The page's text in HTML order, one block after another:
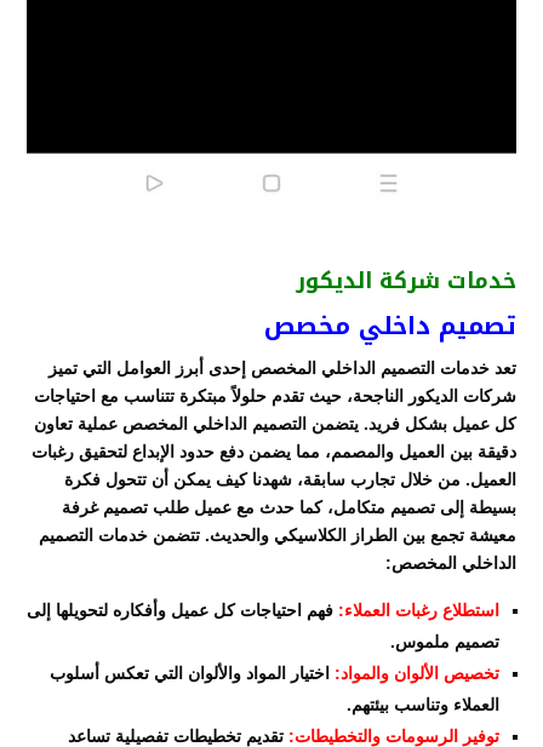
خدمات شركة الديكور
تصميم داخلي مخصص
تعد خدمات التصميم الداخلي المخصص إحدى أبرز العوامل التي تميز
شركات الديكور الناجحة، حيث تقدم حلولاً مبتكرة تتناسب مع احتياجات
كل عميل بشكل فريد. يتضمن التصميم الداخلي المخصص عملية تعاون
دقيقة بين العميل والمصمم، مما يضمن دفع حدود الإبداع لتحقيق رغبات
العميل. من خلال تجارب سابقة، شهدنا كيف يمكن أن تتحول فكرة
بسيطة إلى تصميم متكامل، كما حدث مع عميل طلب تصميم غرفة
معيشة تجمع بين الطراز الكلاسيكي والحديث. تتضمن خدمات التصميم
الداخلي المخصص:
استطلاع رغبات العملاء: فهم احتياجات كل عميل وأفكاره لتحويلها إلى
تصميم ملموس.
تخصيص الألوان والمواد: اختيار المواد والألوان التي تعكس أسلوب
العملاء وتناسب بيئتهم.
توفير الرسومات والتخطيطات: تقديم تخطيطات تفصيلية تساعد